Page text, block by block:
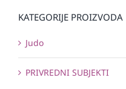
KATEGORIJE PROIZVODA
Judo
PRIVREDNI SUBJEKTI